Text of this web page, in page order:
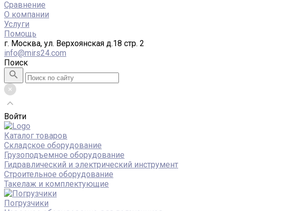
Сравнение
О компании
Услуги
Помощь
г. Москва, ул. Верхоянская д.18 стр. 2
info@mirs24.com
Поиск
Войти
Каталог товаров
Складское оборудование
Грузоподъемное оборудование
Гидравлический и электрический инструмент
Строительное оборудование
Такелаж и комплектующие
Погрузчики